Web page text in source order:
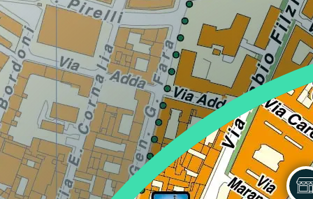
Marche
Regione
Molise
Regione
Piemonte
Regione
Puglia
Regione
Sardegna